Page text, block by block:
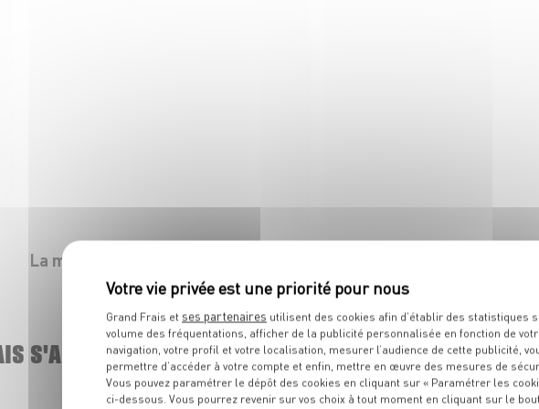
La mozza dans tous ses états !
Le festival des côtes est au
boucherie !
S'AGRANDIT
Grand Frais et ses partenaires utilisent des cookies afin d’établir des statistiques
volume des fréquentations, afficher de la publicité personnalisée en fonction de
navigation, votre profil et votre localisation, mesurer l’audience de cette publicité,
permettre d’accéder à votre compte et enfin, mettre en œuvre des mesures de
Vous pouvez paramétrer le dépôt des cookies en cliquant sur « Paramétrer les
ci-dessous. Vous pourrez revenir sur vos choix à tout moment en cliquant sur le